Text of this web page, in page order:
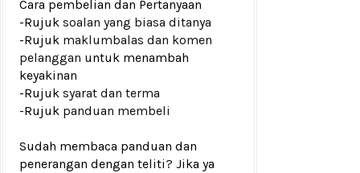
Cara pembelian dan Pertanyaan
-Rujuk soalan yang biasa ditanya
-Rujuk maklumbalas dan komen
pelanggan untuk menambah
keyakinan
-Rujuk syarat dan terma
-Rujuk panduan membeli
Sudah membaca panduan dan
penerangan dengan teliti? Jika ya